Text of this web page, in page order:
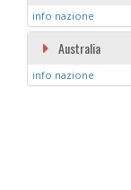
info nazione
Australia
info nazione